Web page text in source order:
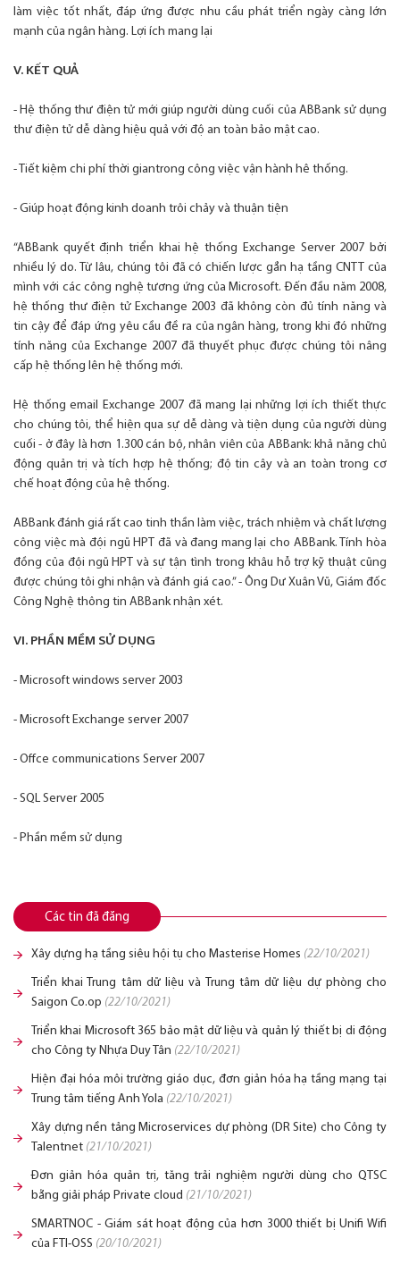
làm việc tốt nhất, đáp ứng được nhu cầu phát triển ngày càng lớn
mạnh của ngân hàng. Lợi ích mang lại
V. KẾT QUẢ
- Hệ thống thư điện tử mới giúp người dùng cuối của ABBank sử dụng
thư điện tử dễ dàng hiệu quả với độ an toàn bảo mật cao.
- Tiết kiệm chi phí thời giantrong công việc vận hành hê thống.
- Giúp hoạt động kinh doanh trôi chảy và thuận tiện
“ABBank quyết định triển khai hệ thống Exchange Server 2007 bởi
nhiều lý do. Từ lâu, chúng tôi đã có chiến lược gắn hạ tầng CNTT của
mình với các công nghệ tương ứng của Microsoft. Đến đầu năm 2008,
hệ thống thư điện tử Exchange 2003 đã không còn đủ tính năng và
tin cậy để đáp ứng yêu cầu đề ra của ngân hàng, trong khi đó những
tính năng của Exchange 2007 đã thuyết phục được chúng tôi nâng
cấp hệ thống lên hệ thống mới.
Hệ thống email Exchange 2007 đã mang lại những lợi ích thiết thực
cho chúng tôi, thể hiện qua sự dễ dàng và tiện dụng của người dùng
cuối - ở đây là hơn 1.300 cán bộ, nhân viên của ABBank: khả năng chủ
động quản trị và tích hợp hệ thống; độ tin cây và an toàn trong cơ
chế hoạt động của hệ thống.
ABBank đánh giá rất cao tinh thần làm việc, trách nhiệm và chất lượng
công việc mà đội ngũ HPT đã và đang mang lại cho ABBank. Tính hòa
đồng của đội ngũ HPT và sự tận tình trong khâu hỗ trợ kỹ thuật cũng
được chúng tôi ghi nhận và đánh giá cao.” - Ông Dư Xuân Vũ, Giám đốc
Công Nghệ thông tin ABBank nhận xét.
VI. PHẦN MỀM SỬ DỤNG
- Microsoft windows server 2003
- Microsoft Exchange server 2007
- Offce communications Server 2007
- SQL Server 2005
- Phần mềm sử dụng
Các tin đã đăng
Xây dựng hạ tầng siêu hội tụ cho Masterise Homes (22/10/2021)
Triển khai Trung tâm dữ liệu và Trung tâm dữ liệu dự phòng cho
Saigon Co.op (22/10/2021)
Triển khai Microsoft 365 bảo mật dữ liệu và quản lý thiết bị di động
cho Công ty Nhựa Duy Tân (22/10/2021)
Hiện đại hóa môi trường giáo dục, đơn giản hóa hạ tầng mạng tại
Trung tâm tiếng Anh Yola (22/10/2021)
Xây dựng nền tảng Microservices dự phòng (DR Site) cho Công ty
Talentnet (21/10/2021)
Đơn giản hóa quản trị, tăng trải nghiệm người dùng cho QTSC
bằng giải pháp Private cloud (21/10/2021)
SMARTNOC - Giám sát hoạt động của hơn 3000 thiết bị Unifi Wifi
của FTI-OSS (20/10/2021)